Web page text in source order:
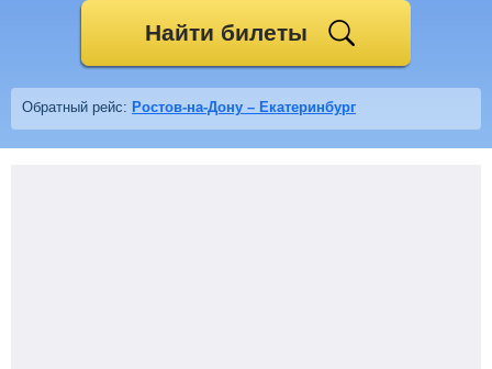
Найти билеты
Обратный рейс: Ростов-на-Дону – Екатеринбург